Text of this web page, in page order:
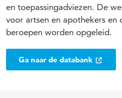
en toepassingadviezen. De
voor artsen en apothekers en
beroepen worden opgeleid.
Ga naar de databank